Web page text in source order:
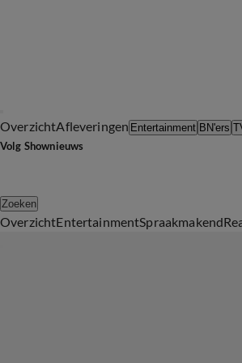
OverzichtAfleveringen Entertainment BN'ers
Volg Shownieuws
Zoeken
OverzichtEntertainmentSpraakmakend